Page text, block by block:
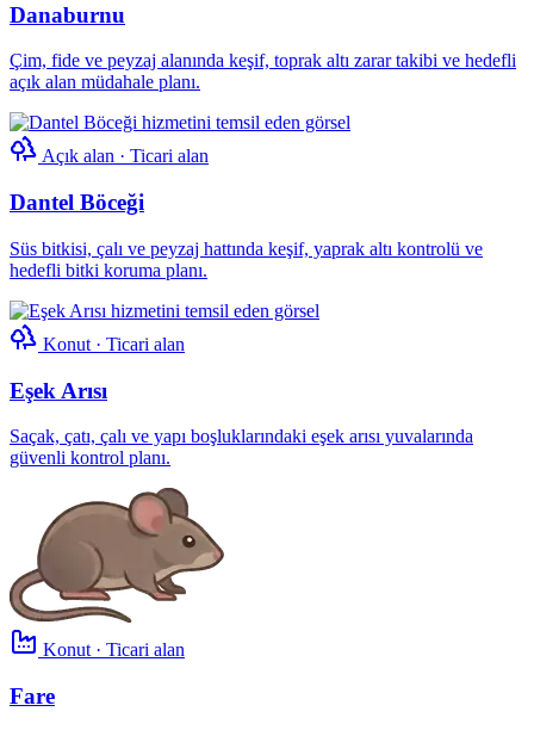
Danaburnu
Çim, fide ve peyzaj alanında keşif, toprak altı zarar takibi ve hedefli
açık alan müdahale planı.
Açık alan · Ticari alan
Dantel Böceği
Süs bitkisi, çalı ve peyzaj hattında keşif, yaprak altı kontrolü ve
hedefli bitki koruma planı.
Konut · Ticari alan
Eşek Arısı
Saçak, çatı, çalı ve yapı boşluklarındaki eşek arısı yuvalarında
güvenli kontrol planı.
Konut · Ticari alan
Fare